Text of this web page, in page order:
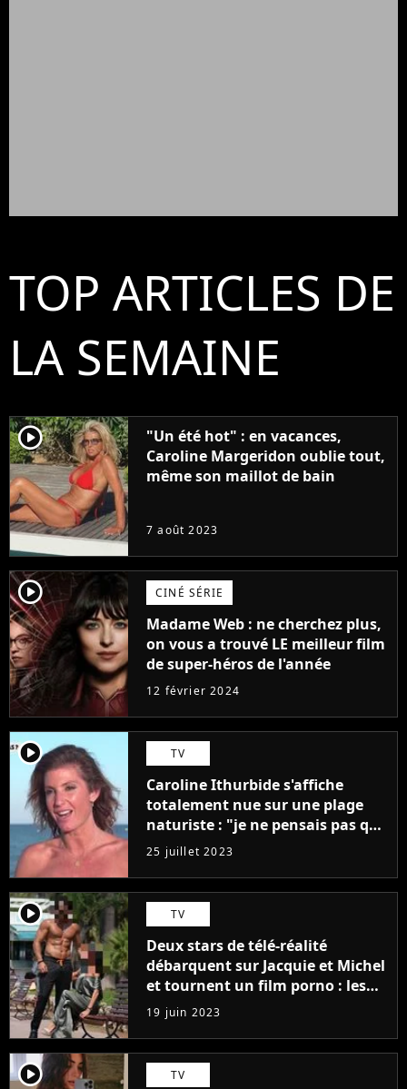
TOP ARTICLES DE
LA SEMAINE
player2
"Un été hot" : en vacances,
Caroline Margeridon oublie tout,
même son maillot de bain
7 août 2023
player2 CINÉ SÉRIE
Madame Web : ne cherchez plus,
on vous a trouvé LE meilleur film
de super-héros de l'année
12 février 2024
player2 TV
Caroline Ithurbide s'affiche
totalement nue sur une plage
naturiste : "je ne pensais pas que
j'arriverais à le faire..."
25 juillet 2023
player2 TV
Deux stars de télé-réalité
débarquent sur Jacquie et Michel
et tournent un film porno : les
premières images du tournage
(exclu)
19 juin 2023
player2 TV